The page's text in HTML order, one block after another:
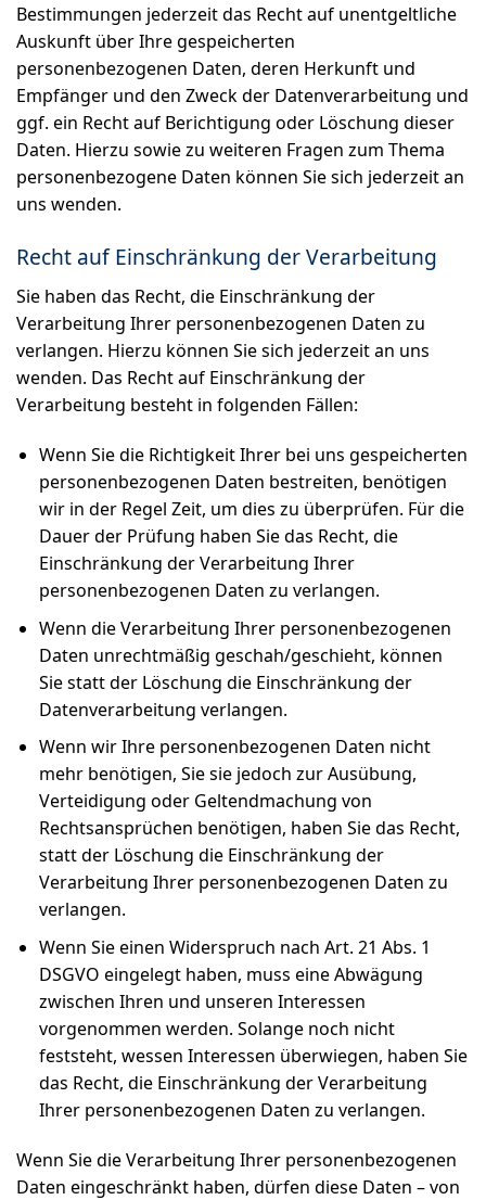
Bestimmungen jederzeit das Recht auf unentgeltliche
Auskunft über Ihre gespeicherten
personenbezogenen Daten, deren Herkunft und
Empfänger und den Zweck der Datenverarbeitung und
ggf. ein Recht auf Berichtigung oder Löschung dieser
Daten. Hierzu sowie zu weiteren Fragen zum Thema
personenbezogene Daten können Sie sich jederzeit an
uns wenden.
Recht auf Einschränkung der Verarbeitung
Sie haben das Recht, die Einschränkung der
Verarbeitung Ihrer personenbezogenen Daten zu
verlangen. Hierzu können Sie sich jederzeit an uns
wenden. Das Recht auf Einschränkung der
Verarbeitung besteht in folgenden Fällen:
Wenn Sie die Richtigkeit Ihrer bei uns gespeicherten
personenbezogenen Daten bestreiten, benötigen
wir in der Regel Zeit, um dies zu überprüfen. Für die
Dauer der Prüfung haben Sie das Recht, die
Einschränkung der Verarbeitung Ihrer
personenbezogenen Daten zu verlangen.
Wenn die Verarbeitung Ihrer personenbezogenen
Daten unrechtmäßig geschah/geschieht, können
Sie statt der Löschung die Einschränkung der
Datenverarbeitung verlangen.
Wenn wir Ihre personenbezogenen Daten nicht
mehr benötigen, Sie sie jedoch zur Ausübung,
Verteidigung oder Geltendmachung von
Rechtsansprüchen benötigen, haben Sie das Recht,
statt der Löschung die Einschränkung der
Verarbeitung Ihrer personenbezogenen Daten zu
verlangen.
Wenn Sie einen Widerspruch nach Art. 21 Abs. 1
DSGVO eingelegt haben, muss eine Abwägung
zwischen Ihren und unseren Interessen
vorgenommen werden. Solange noch nicht
feststeht, wessen Interessen überwiegen, haben Sie
das Recht, die Einschränkung der Verarbeitung
Ihrer personenbezogenen Daten zu verlangen.
Wenn Sie die Verarbeitung Ihrer personenbezogenen
Daten eingeschränkt haben, dürfen diese Daten – von